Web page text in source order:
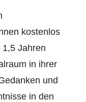
kostenlos
Jahren
in ihrer
und
in den